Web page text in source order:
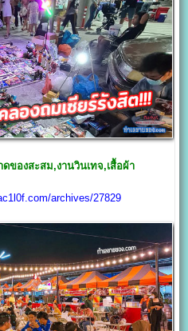
ของสะสม,งานวินเทจ,เสื้อผ้า
archives/27829